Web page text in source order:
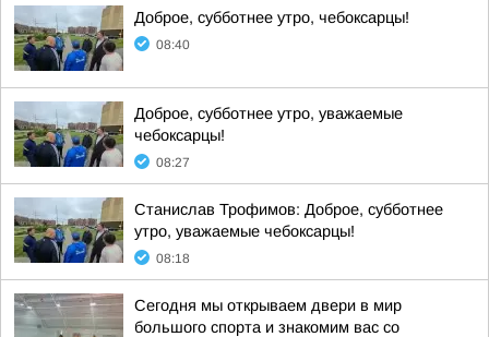
Доброе, субботнее утро, чебоксарцы!
08:40
Доброе, субботнее утро, уважаемые
чебоксарцы!
08:27
Станислав Трофимов: Доброе, субботнее
утро, уважаемые чебоксарцы!
08:18
Сегодня мы открываем двери в мир
большого спорта и знакомим вас со